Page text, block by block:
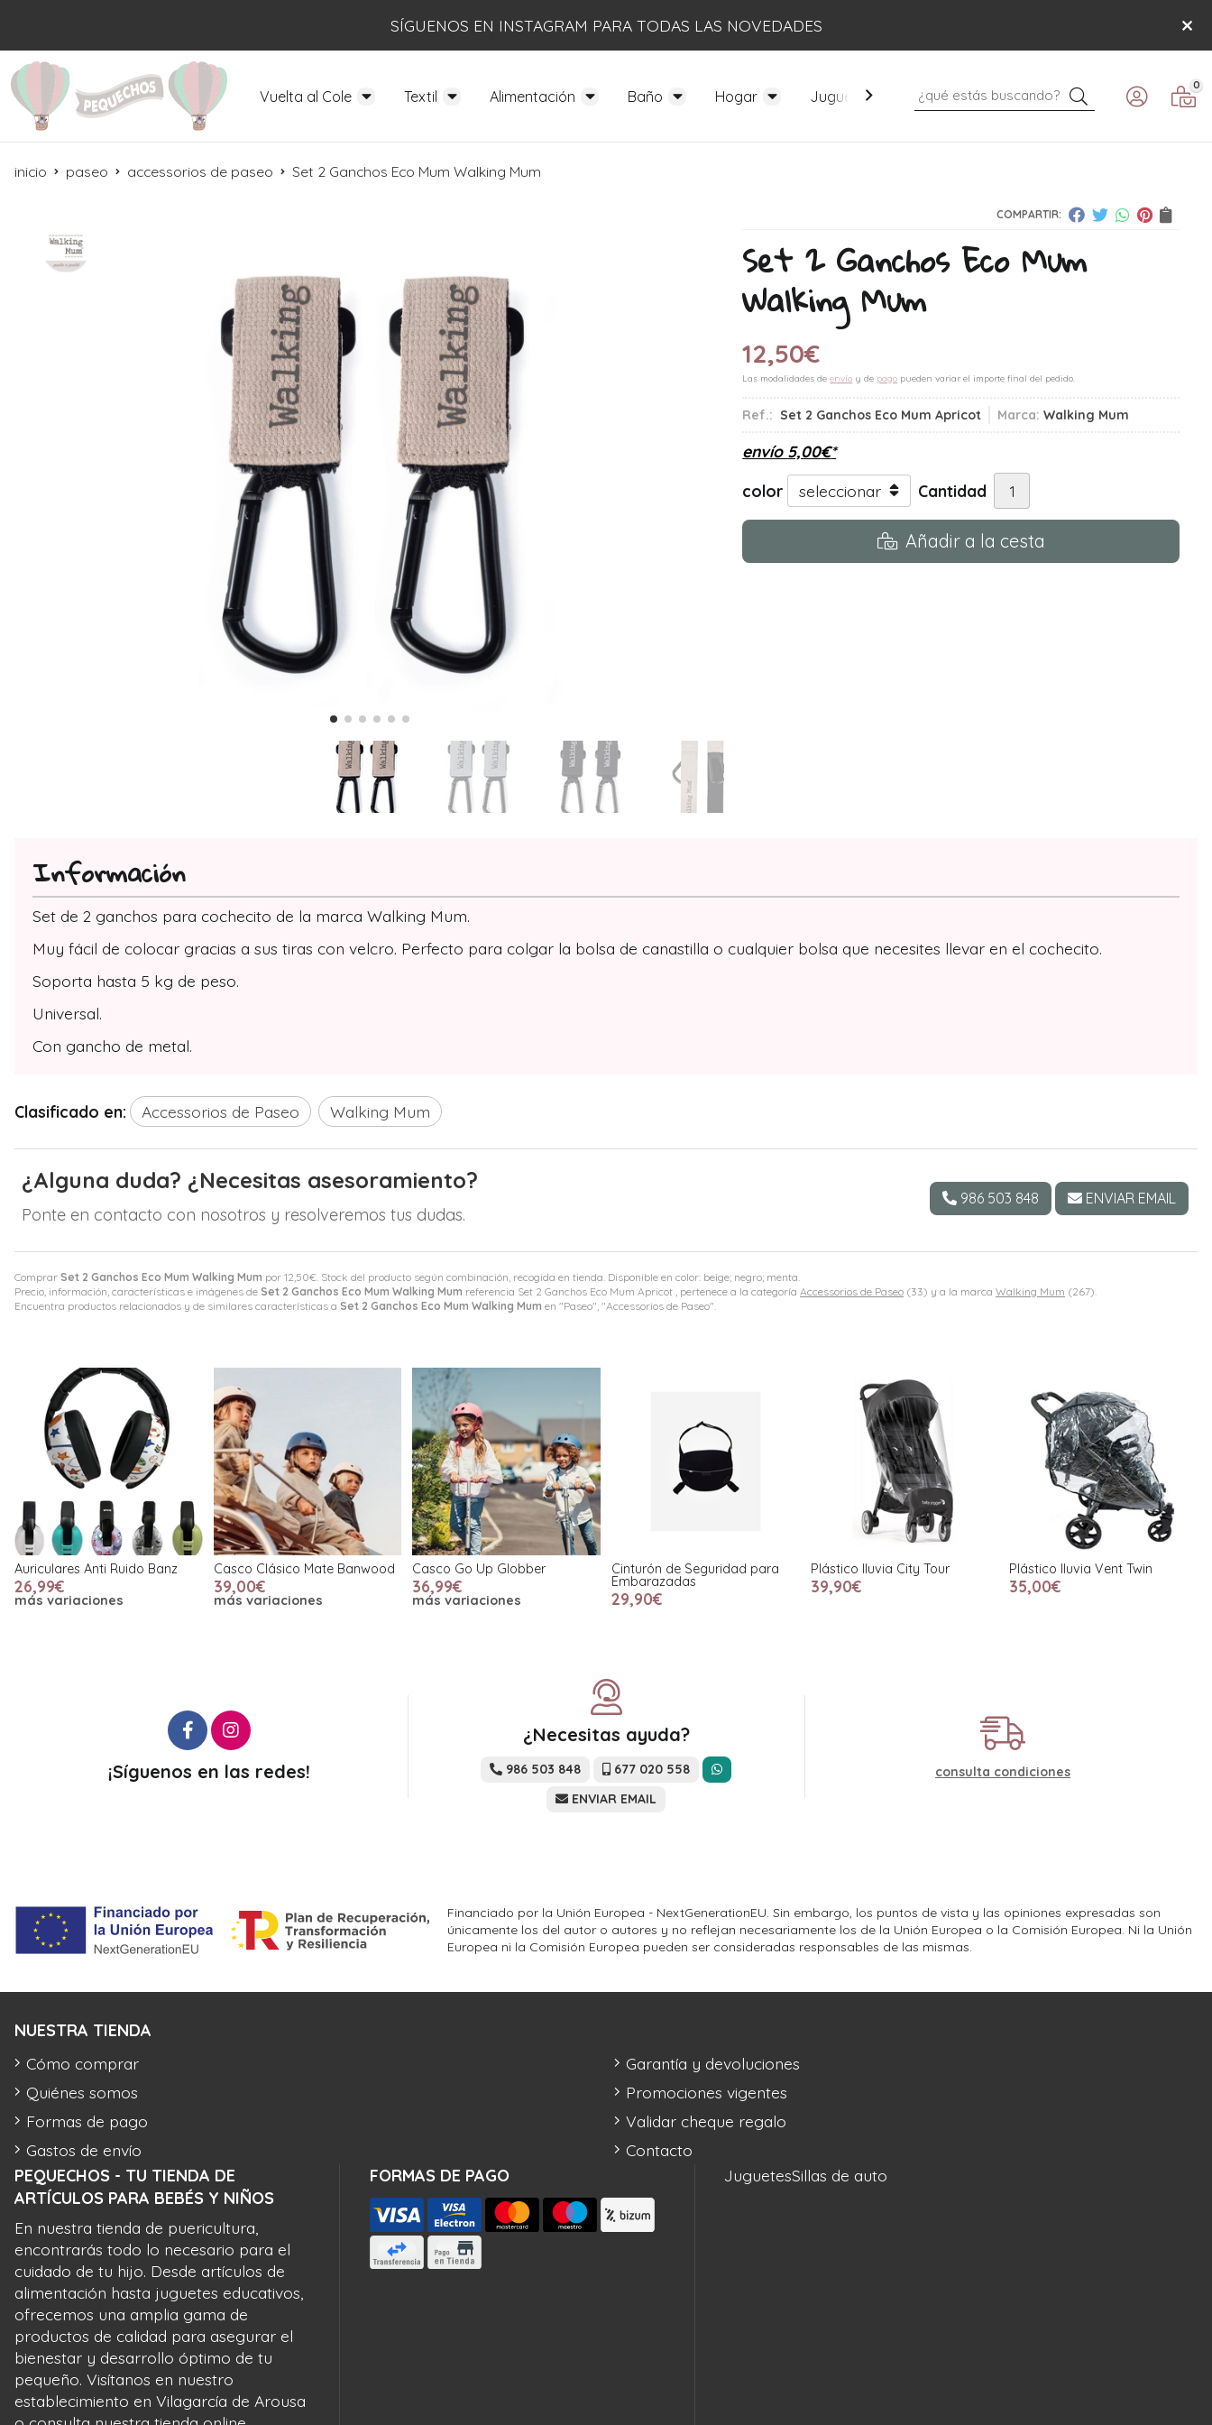
SÍGUENOS EN INSTAGRAM PARA TODAS LAS NOVEDADES
Vuelta al Cole Textil Alimentación Baño Hogar Juguetes Mobiliario Paseo Verano
Buscar 0
inicio paseo accessorios de paseo Set 2 Ganchos Eco Mum Walking Mum
COMPARTIR:
Set 2 Ganchos Eco Mum
Walking Mum
12,50€
Las modalidades deenvío y de pago pueden variar el importe final del pedido.
Ref.: Set 2 Ganchos Eco Mum Apricot Marca: Walking Mum
envío 5,00€*
color
Cantidad
Añadir a la cesta
Comprar Set 2 Ganchos Eco Mum Walking Mum por 12,50€ . Stock del producto según combinación, recogida en tienda. Disponible en color: beige; negro; menta.
Precio, información, características e imágenes de Set 2 Ganchos Eco Mum Walking Mum referencia Set 2 Ganchos Eco Mum Apricot , pertenece a la categoría Accessorios de Paseo (33) y a la marca Walking Mum (267).
Encuentra productos relacionados y de similares características a Set 2 Ganchos Eco Mum Walking Mum en "Paseo", "Accessorios de Paseo".
Información
Set de 2 ganchos para cochecito de la marca Walking Mum.
Muy fácil de colocar gracias a sus tiras con velcro. Perfecto para colgar la bolsa de canastilla o cualquier bolsa que necesites llevar en el cochecito.
Soporta hasta 5 kg de peso.
Universal.
Con gancho de metal.
Clasificado en: Accessorios de Paseo Walking Mum
¿Alguna duda? ¿Necesitas asesoramiento?
Ponte en contacto con nosotros y resolveremos tus dudas.
986 503 848 ENVIAR EMAIL
Auriculares Anti Ruido Banz
26,99€
más variaciones
Casco Clásico Mate Banwood
39,00€
más variaciones
Casco Go Up Globber
36,99€
más variaciones
Cinturón de Seguridad para
Embarazadas
29,90€
Plástico lluvia City Tour
39,90€
Plástico lluvia Vent Twin
35,00€
¡Síguenos en las redes!
¿Necesitas ayuda?
986 503 848
677 020 558
ENVIAR EMAIL
consulta condiciones
Financiado por la Unión Europea - NextGenerationEU. Sin embargo, los puntos de vista y las opiniones expresadas son
únicamente los del autor o autores y no reflejan necesariamente los de la Unión Europea o la Comisión Europea. Ni la Unión
Europea ni la Comisión Europea pueden ser consideradas responsables de las mismas.
PEQUECHOS - TU TIENDA DE
ARTÍCULOS PARA BEBÉS Y NIÑOS
En nuestra tienda de puericultura,
encontrarás todo lo necesario para el
cuidado de tu hijo. Desde artículos de
alimentación hasta juguetes educativos,
ofrecemos una amplia gama de
productos de calidad para asegurar el
bienestar y desarrollo óptimo de tu
pequeño. Visítanos en nuestro
establecimiento en Vilagarcía de Arousa
FORMAS DE PAGO
NUESTRA TIENDA
Cómo comprar
Quiénes somos
Formas de pago
Gastos de envío
Garantía y devoluciones
Promociones vigentes
Validar cheque regalo
Contacto
JuguetesSillas de auto